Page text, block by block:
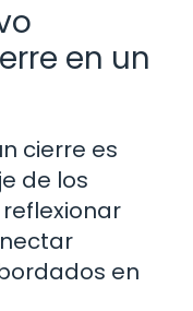
en un
cierre es
de los
en